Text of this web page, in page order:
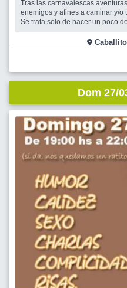
Tras las carnavalescas
enemigos y afines a caminar y/o
Se trata solo de hacer un poco
Dom 27/